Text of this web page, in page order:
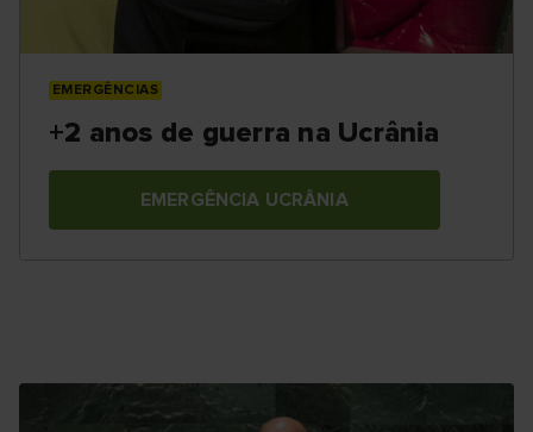
EMERGÊNCIAS
+2 anos de guerra na Ucrânia
EMERGÊNCIA UCRÂNIA